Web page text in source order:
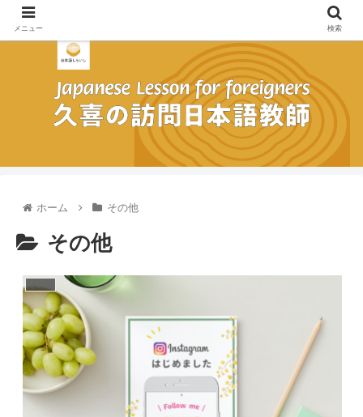
ホーム その他
その他
メニュー 検索